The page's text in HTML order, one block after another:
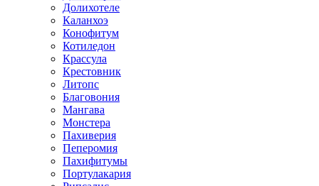
Долихотеле
Каланхоэ
Конофитум
Котиледон
Крассула
Крестовник
Литопс
Благовония
Мангава
Монстера
Пахиверия
Пеперомия
Пахифитумы
Портулакария